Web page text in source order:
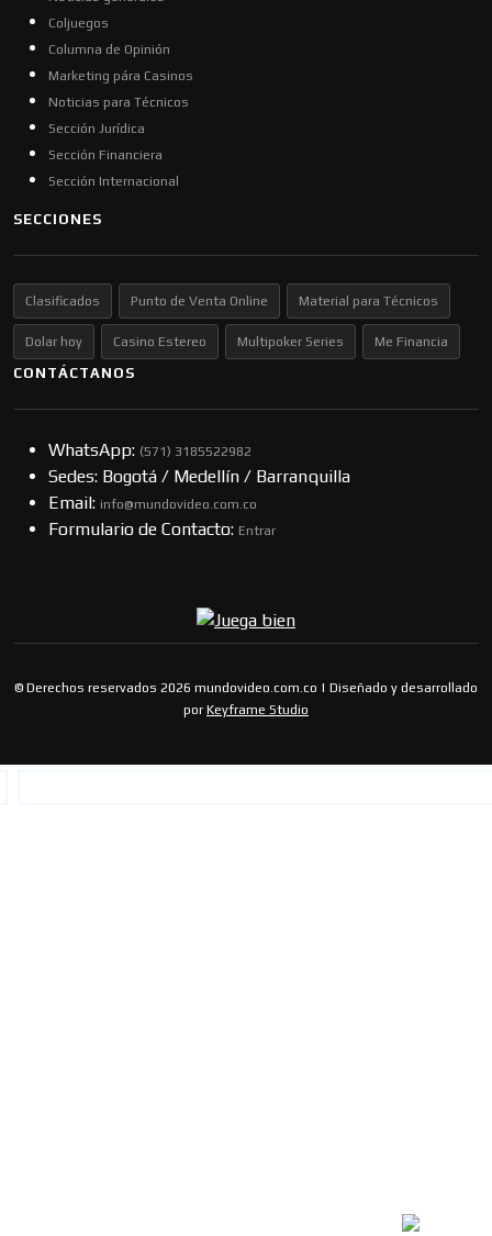
Coljuegos
Columna de Opinión
Marketing pára Casinos
Noticias para Técnicos
Sección Jurídica
Sección Financiera
Sección Internacional
SECCIONES
Clasificados Punto de Venta Online Material para Técnicos
Dolar hoy Casino Estereo Multipoker Series Me Financia
CONTÁCTANOS
WhatsApp: (57​​1) 3185522982
Sedes: Bogotá / Medellín / Barranquilla
Email: info@mundovideo.com.co
Formulario de Contacto: Entrar
© Derechos reservados 2026 mundovideo.com.co | Diseñado y desarrollado
por Keyframe Studio